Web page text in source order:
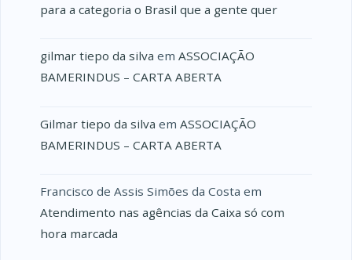
para a categoria o Brasil que a gente quer
gilmar tiepo da silva em ASSOCIAÇÃO
BAMERINDUS – CARTA ABERTA
Gilmar tiepo da silva em ASSOCIAÇÃO
BAMERINDUS – CARTA ABERTA
Francisco de Assis Simões da Costa em
Atendimento nas agências da Caixa só com
hora marcada